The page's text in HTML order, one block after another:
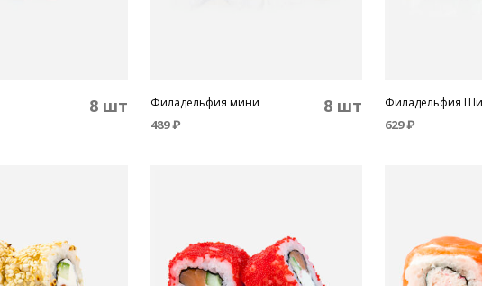
8 шт Филадельфия мини 8 шт
489₽
Филадельфия
629₽